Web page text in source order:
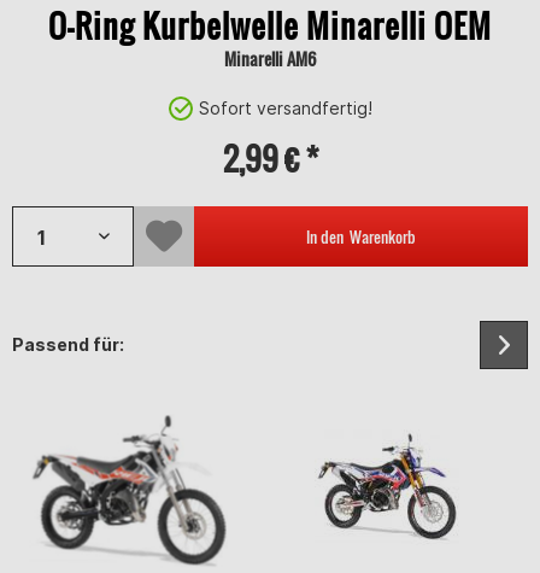
O-Ring Kurbelwelle Minarelli OEM
Minarelli AM6
Sofort versandfertig!
2,99 € *
In den Warenkorb
Passend für: